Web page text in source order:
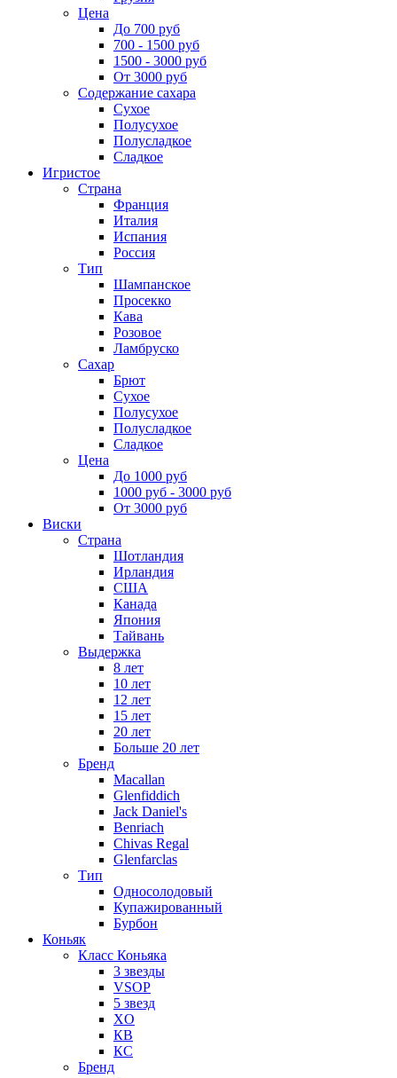
Цена
До 700 руб
700 - 1500 руб
1500 - 3000 руб
От 3000 руб
Содержание сахара
Сухое
Полусухое
Полусладкое
Сладкое
Игристое
Страна
Франция
Италия
Испания
Россия
Тип
Шампанское
Просекко
Кава
Розовое
Ламбруско
Сахар
Брют
Сухое
Полусухое
Полусладкое
Сладкое
Цена
До 1000 руб
1000 руб - 3000 руб
От 3000 руб
Виски
Страна
Шотландия
Ирландия
США
Канада
Япония
Тайвань
Выдержка
8 лет
10 лет
12 лет
15 лет
20 лет
Больше 20 лет
Бренд
Macallan
Glenfiddich
Jack Daniel's
Benriach
Chivas Regal
Glenfarclas
Тип
Односолодовый
Купажированный
Бурбон
Коньяк
Класс Коньяка
3 звезды
VSOP
5 звезд
XO
КВ
КС
Бренд